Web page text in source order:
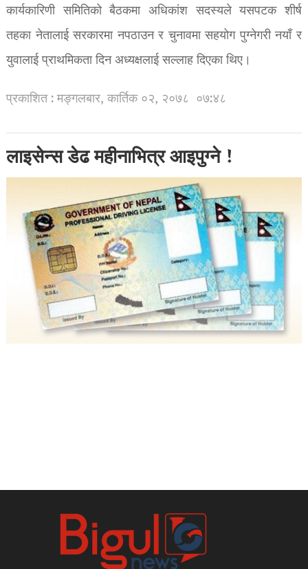
कार्यकारिणी समितिको बैठकमा अधिकांश सदस्यले यसपटक शीर्ष
तहका नेतालाई सरकारमा नपठाउन र चुनावमा सहयोग पुग्नेगरी नयाँ र
युवालाई प्राथमिकता दिन अध्यक्षलाई सल्लाह दिएका थिए।
प्रकाशित : मङ्गलबार, कार्तिक ०२, २०७८ ०७:४८
लाइसेन्स डेढ महीनाभित्र आइपुग्ने !